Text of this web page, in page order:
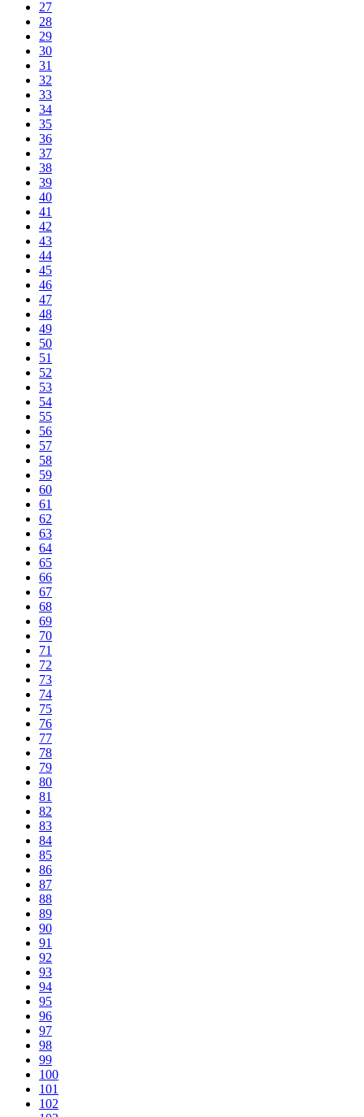
27
28
29
30
31
32
33
34
35
36
37
38
39
40
41
42
43
44
45
46
47
48
49
50
51
52
53
54
55
56
57
58
59
60
61
62
63
64
65
66
67
68
69
70
71
72
73
74
75
76
77
78
79
80
81
82
83
84
85
86
87
88
89
90
91
92
93
94
95
96
97
98
99
100
101
102